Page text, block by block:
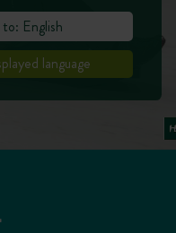
to: English
language